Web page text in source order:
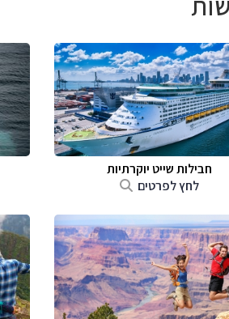
חבילות שייט יוקרתיות
לחץ לפרטים